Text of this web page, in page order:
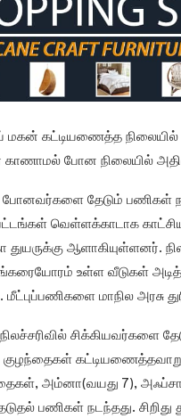
மகன் கட்டியணைத்த
காணாமல் போன நிலையில்
தேடும் பணிகள்
வெள்ளக்காடாக
ஆளாகியுள்ளனர்.
உள்ள வீடுகள்
மாநில அரசு
சிக்கியவர்களை
குழந்தைகள்
அம்னா(வயது 7),
பணிகள் நடந்தது.